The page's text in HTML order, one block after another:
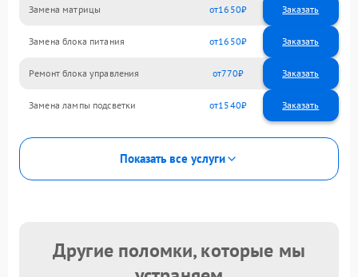
Замена матрицы 1650
Замена блока питания 1650
Ремонт блока управления 770
Замена лампы подсветки 1540
Показать все услуги
Другие поломки, которые мы